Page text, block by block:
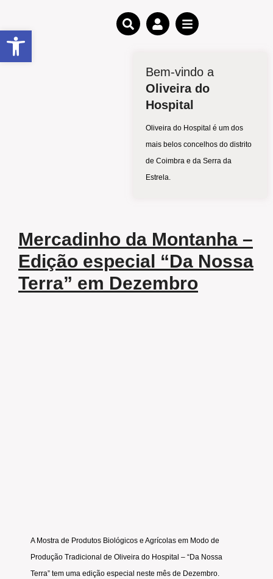
Bem-vindo a
Oliveira do
Hospital
Oliveira do Hospital é um dos
mais belos concelhos do distrito
de Coimbra e da Serra da
Estrela.
Mercadinho da Montanha –
Edição especial “Da Nossa
Terra” em Dezembro
A Mostra de Produtos Biológicos e Agrícolas em Modo de
Produção Tradicional de Oliveira do Hospital – “Da Nossa
Terra” tem uma edição especial neste mês de Dezembro.
Open toolbar